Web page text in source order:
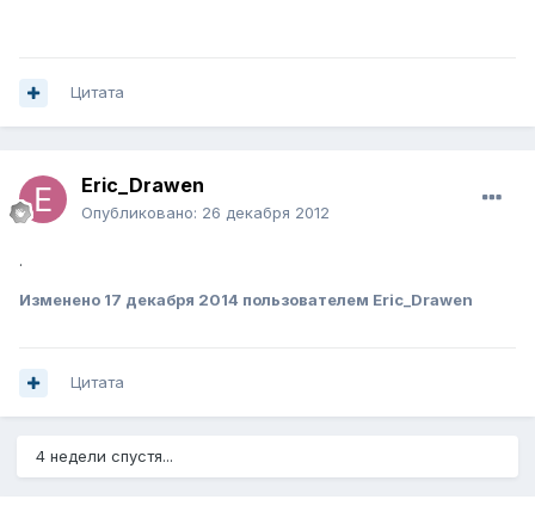
Цитата
Eric_Drawen
Опубликовано: 26 декабря 2012
.
Изменено 17 декабря 2014 пользователем Eric_Drawen
Цитата
4 недели спустя...